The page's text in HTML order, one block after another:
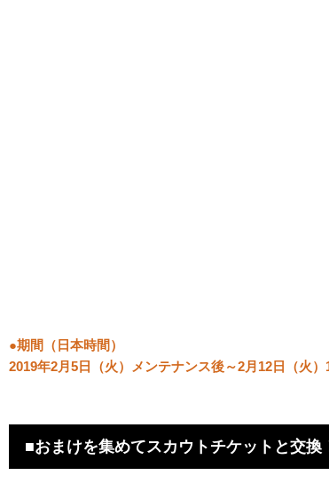
●期間（日本時間）
2019年2月5日（火）メンテナンス後～2月12日（火）
■おまけを集めてスカウトチケットと交換